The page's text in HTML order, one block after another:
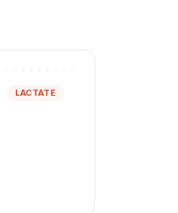
LACTATE